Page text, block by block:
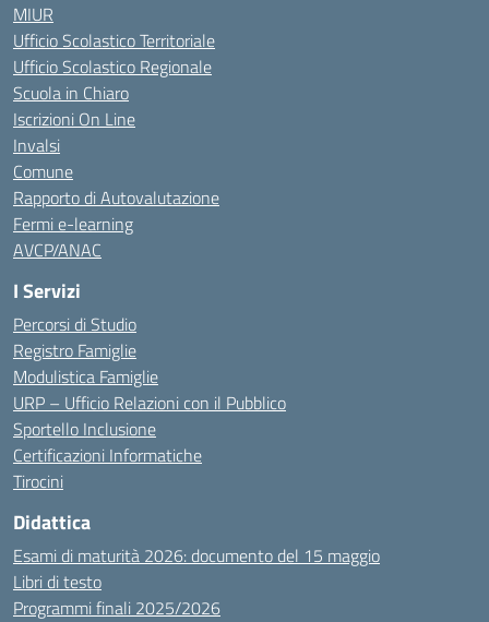
MIUR
Ufficio Scolastico Territoriale
Ufficio Scolastico Regionale
Scuola in Chiaro
Iscrizioni On Line
Invalsi
Comune
Rapporto di Autovalutazione
Fermi e-learning
AVCP/ANAC
I Servizi
Percorsi di Studio
Registro Famiglie
Modulistica Famiglie
URP – Ufficio Relazioni con il Pubblico
Sportello Inclusione
Certificazioni Informatiche
Tirocini
Didattica
Esami di maturità 2026: documento del 15 maggio
Libri di testo
Programmi finali 2025/2026